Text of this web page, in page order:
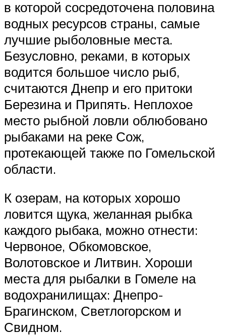
в которой сосредоточена половина
водных ресурсов страны, самые
лучшие рыболовные места.
Безусловно, реками, в которых
водится большое число рыб,
считаются Днепр и его притоки
Березина и Припять. Неплохое
место рыбной ловли облюбовано
рыбаками на реке Сож,
протекающей также по Гомельской
области.
К озерам, на которых хорошо
ловится щука, желанная рыбка
каждого рыбака, можно отнести:
Червоное, Обкомовское,
Волотовское и Литвин. Хороши
места для рыбалки в Гомеле на
водохранилищах: Днепро-
Брагинском, Светлогорском и
Свидном.